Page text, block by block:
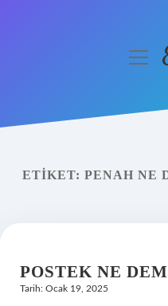
Yasal Uyarı
ETIKET: PENAH NE
POSTEK NE
Tarih: Ocak 19, 2025